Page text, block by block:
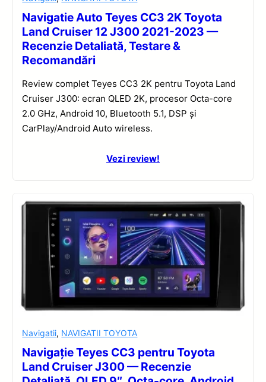
Navigatie Auto Teyes CC3 2K Toyota
Land Cruiser 12 J300 2021-2023 —
Recenzie Detaliată, Testare &
Recomandări
Review complet Teyes CC3 2K pentru Toyota Land
Cruiser J300: ecran QLED 2K, procesor Octa-core
2.0 GHz, Android 10, Bluetooth 5.1, DSP și
CarPlay/Android Auto wireless.
Vezi review!
Navigatii, NAVIGATII TOYOTA
Navigație Teyes CC3 pentru Toyota
Land Cruiser J300 — Recenzie